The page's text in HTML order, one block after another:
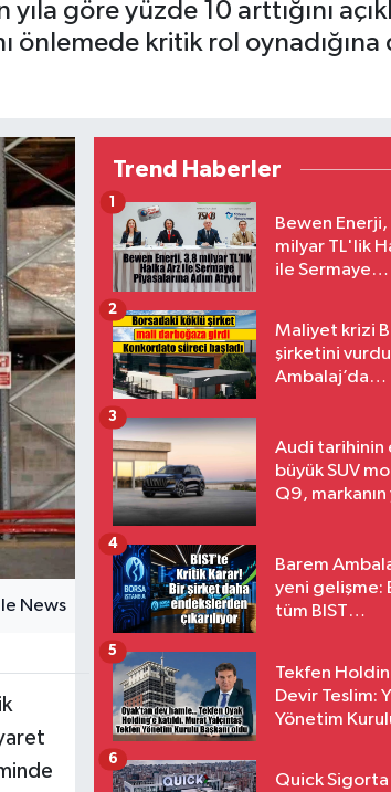
göre yüzde 10 arttığını
önlemede kritik rol oynadığına
Trend Haberler
Bewen
milyar TL'lik
ile Sermaye
1
Maliyet krizi
şirketini
Ambalaj’da
2
Audi tarihinin
büyük SUV
Q9, markanın
3
Barem
yeni gelişme:
tüm BIST
4
Tekfen
Devir Teslim:
Yönetim
5
Quick Sigorta
6